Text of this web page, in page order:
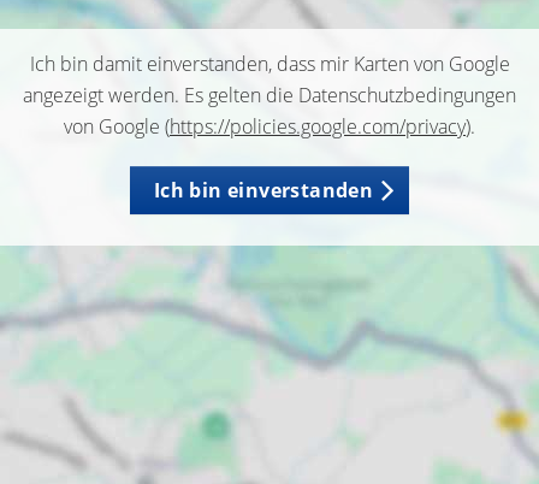
Ich bin damit einverstanden, dass mir Karten von Google
angezeigt werden. Es gelten die Datenschutzbedingungen
von Google (https://policies.google.com/privacy).
Ich bin einverstanden